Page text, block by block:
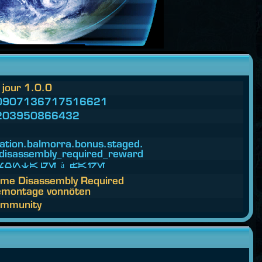
jour 1.0.0
balmorra.bonus.staged.
à faire
Disassembly Required
vonnöten